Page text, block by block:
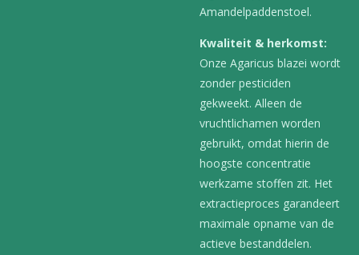
Amandelpaddenstoel.
Kwaliteit & herkomst:
Onze Agaricus blazei wordt
zonder pesticiden
gekweekt. Alleen de
vruchtlichamen worden
gebruikt, omdat hierin de
hoogste concentratie
werkzame stoffen zit. Het
extractieproces garandeert
maximale opname van de
actieve bestanddelen.